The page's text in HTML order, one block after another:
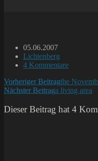
Beitrag
veröffentlicht:
05.06.2007
Beitrags-
Kategorie:
Lichtenberg
Beitrags-
4 Kommentare
Weitere
Artikel
ansehen
Vorheriger Beitragthe
Nächster Beitraga living area
Dieser Beitrag hat 4